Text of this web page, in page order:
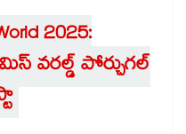
2025:
వరల్డ్ పోర్చుగల్